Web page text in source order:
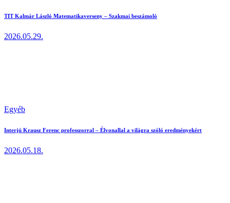
TIT Kalmár László Matematikaverseny – Szakmai beszámoló
2026.05.29.
Egyéb
Interjú Krausz Ferenc professzorral – Élvonallal a világra szóló eredményekért
2026.05.18.